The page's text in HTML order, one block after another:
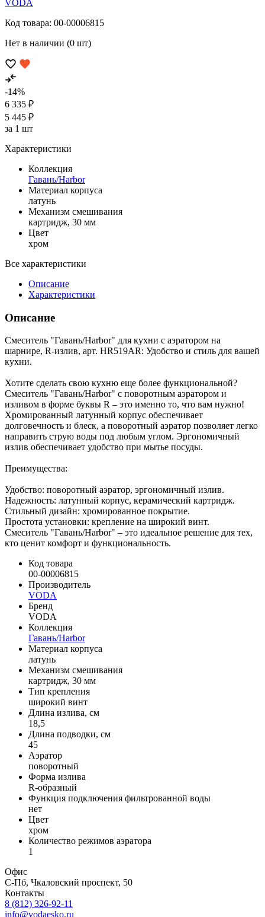
VODA
Код товара: 00-00006815
Нет в наличии (0 шт)
-14%
6 335 ₽
5 445 ₽
за 1 шт
Характеристики
Коллекция
Гавань/Harbor
Материал корпуса
латунь
Механизм смешивания
картридж, 30 мм
Цвет
хром
Все характеристики
Описание
Характеристики
Описание
Смеситель "Гавань/Harbor" для кухни с аэратором на
шарнире, R-излив, арт. HR519AR: Удобство и стиль для вашей
кухни.
Хотите сделать свою кухню еще более функциональной?
Смеситель "Гавань/Harbor" с поворотным аэратором и
изливом в форме буквы R – это именно то, что вам нужно!
Хромированный латунный корпус обеспечивает
долговечность и блеск, а поворотный аэратор позволяет легко
направить струю воды под любым углом. Эргономичный
излив обеспечивает удобство при мытье посуды.
Преимущества:
Удобство: поворотный аэратор, эргономичный излив.
Надежность: латунный корпус, керамический картридж.
Стильный дизайн: хромированное покрытие.
Простота установки: крепление на широкий винт.
Смеситель "Гавань/Harbor" – это идеальное решение для тех,
кто ценит комфорт и функциональность.
Код товара
00-00006815
Производитель
VODA
Бренд
VODA
Коллекция
Гавань/Harbor
Материал корпуса
латунь
Механизм смешивания
картридж, 30 мм
Тип крепления
широкий винт
Длина излива, см
18,5
Длина подводки, см
45
Аэратор
поворотный
Форма излива
R-образный
Функция подключения фильтрованной воды
нет
Цвет
хром
Количество режимов аэратора
1
Офис
С-Пб, Чкаловский проспект, 50
Контакты
8 (812) 326-92-11
info@vodaesko.ru